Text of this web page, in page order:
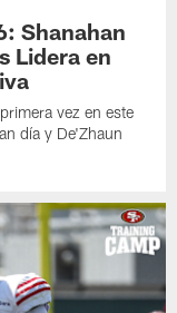
Shanahan
Lidera en
vez en este
día y De'Zhaun